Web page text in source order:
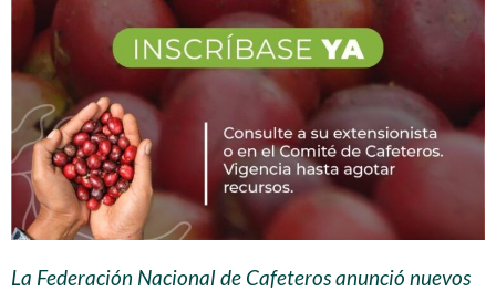
La Federación Nacional de Cafeteros anunció nuevos